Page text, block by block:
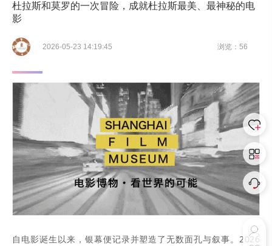
杜拉斯和莫罗的一次冒险，成就杜拉斯最美、最神秘的电
影
2026-05-23 14:19:45 浏览：56
自电影诞生以来，银幕便记录并塑造了无数面孔与叙事。2026